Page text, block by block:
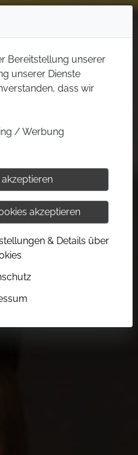
Bereitstellung unserer
unserer Dienste
dass wir
/ Werbung
akzeptieren
& Details über